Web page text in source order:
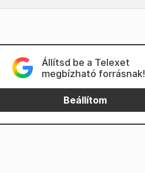
Állítsd be a Telexet
megbízható forrásnak!
Beállítom